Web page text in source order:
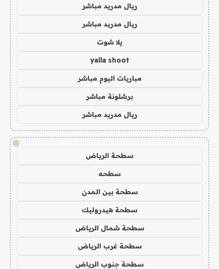
ريال مدريد مباشر
ريال مدريد مباشر
يلا شوت
yalla shoot
مباريات اليوم مباشر
برشلونة مباشر
ريال مدريد مباشر
!
سطحة الرياض
سطحه
سطحة بين المدن
سطحة هيدروليك
سطحة شمال الرياض
سطحة غرب الرياض
سطحة جنوب الرياض